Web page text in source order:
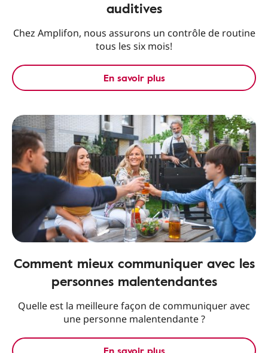
auditives
Chez Amplifon, nous assurons un contrôle de routine
tous les six mois!
En savoir plus
Comment mieux communiquer avec les
personnes malentendantes
Quelle est la meilleure façon de communiquer avec
une personne malentendante ?